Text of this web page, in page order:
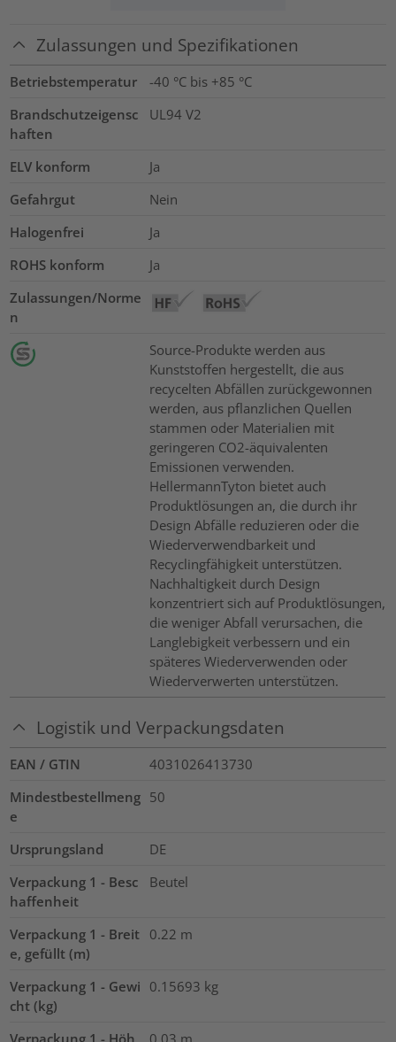
Zulassungen und Spezifikationen
Betriebstemperatur
-40 °C bis +85 °C
Brandschutzeigensc
haften
UL94 V2
ELV konform
Ja
Gefahrgut
Nein
Halogenfrei
Ja
ROHS konform
Ja
Zulassungen/Norme
n
Source-Produkte werden aus
Kunststoffen hergestellt, die aus
recycelten Abfällen zurückgewonnen
werden, aus pflanzlichen Quellen
stammen oder Materialien mit
geringeren CO2-äquivalenten
Emissionen verwenden.
HellermannTyton bietet auch
Produktlösungen an, die durch ihr
Design Abfälle reduzieren oder die
Wiederverwendbarkeit und
Recyclingfähigkeit unterstützen.
Nachhaltigkeit durch Design
konzentriert sich auf Produktlösungen,
die weniger Abfall verursachen, die
Langlebigkeit verbessern und ein
späteres Wiederverwenden oder
Wiederverwerten unterstützen.
Logistik und Verpackungsdaten
EAN / GTIN
4031026413730
Mindestbestellmeng
e
50
Ursprungsland
DE
Verpackung 1 - Besc
haffenheit
Beutel
Verpackung 1 - Breit
e, gefüllt (m)
0.22 m
Verpackung 1 - Gewi
cht (kg)
0.15693 kg
Verpackung 1 - Höh 0.03 m